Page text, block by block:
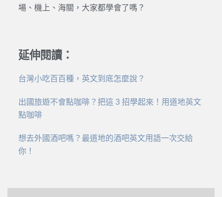
場、機上、海關，大家都學會了嗎？
延伸閱讀：
台灣小吃百百種，英文到底怎麼說？
出國旅遊不會點咖啡？把這 3 招學起來！用道地英文
點咖啡
想去外國酒吧嗎？最道地的酒吧英文用語一次交給
你！